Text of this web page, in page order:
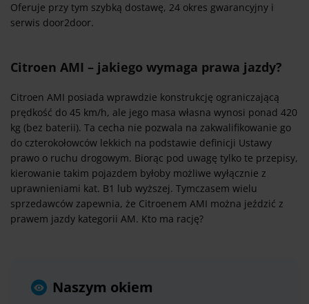
Oferuje przy tym szybką dostawę, 24 okres gwarancyjny i
serwis door2door.
Citroen AMI – jakiego wymaga prawa jazdy?
Citroen AMI posiada wprawdzie konstrukcję ograniczającą
prędkość do 45 km/h, ale jego masa własna wynosi ponad 420
kg (bez baterii). Ta cecha nie pozwala na zakwalifikowanie go
do czterokołowców lekkich na podstawie definicji Ustawy
prawo o ruchu drogowym. Biorąc pod uwagę tylko te przepisy,
kierowanie takim pojazdem byłoby możliwe wyłącznie z
uprawnieniami kat. B1 lub wyższej. Tymczasem wielu
sprzedawców zapewnia, że Citroenem AMI można jeździć z
prawem jazdy kategorii AM. Kto ma rację?
Naszym okiem